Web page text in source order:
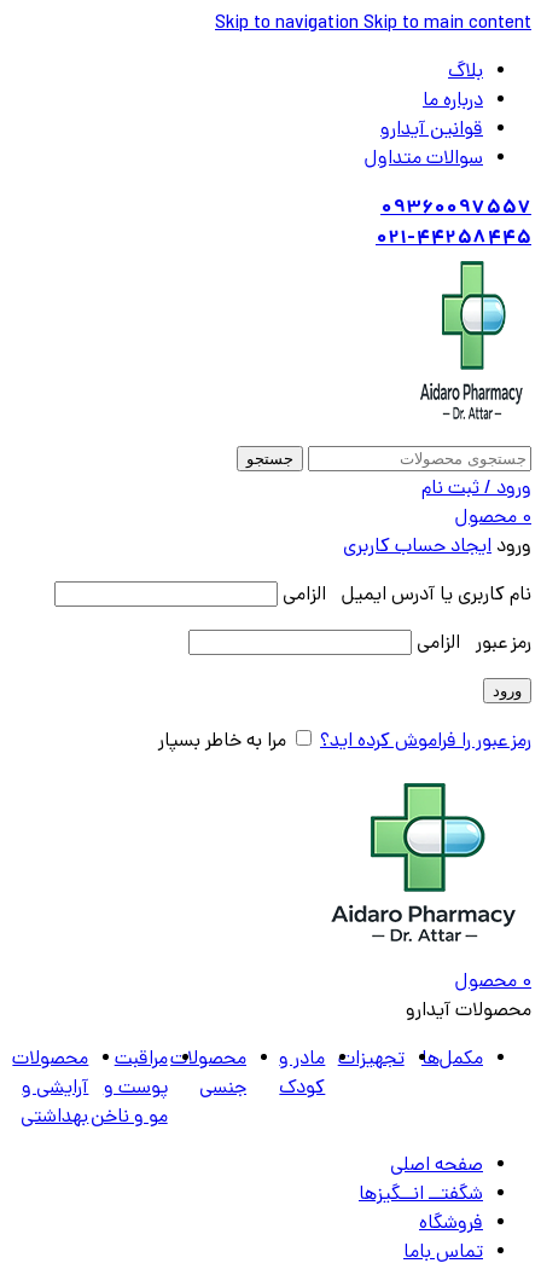
Skip to navigationSkip to main content
بلاگ
درباره ما
قوانین آیدارو
سوالات متداول
09360097557
021-44258445
جستجو
ورود / ثبت نام
0محصول
ورود ایجاد حساب کاربری
نام کاربری یا آدرس ایمیل الزامی
رمز عبور الزامی
ورود
رمز عبور را فراموش کرده اید؟ مرا به خاطر بسپار
0محصول
محصولات آیدارو
مکمل‌ها تجهیزات مادر و
کودک
محصولات
جنسی
مراقبت
پوست و
مو و ناخن
محصولات
آرایشی و
بهداشتی
صفحه اصلی
شگفتــ انــگیزها
فروشگاه
تماس باما